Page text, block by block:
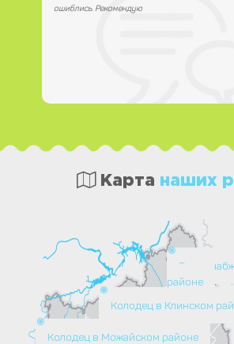
ошиблись. Рекомендую
Карта наших
Колодец в Клинском
Колодец в Можайском районе
районе